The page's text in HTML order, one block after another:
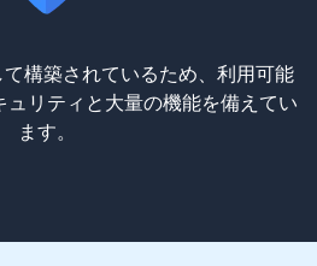
構築されているため、利用可能
リティと大量の機能を備えてい
ます。